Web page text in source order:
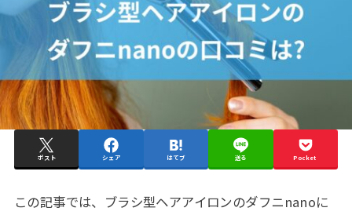
ポスト シェア はてブ 送る Pocket
この記事では、ブラシ型ヘアアイロンのダフニnanoに